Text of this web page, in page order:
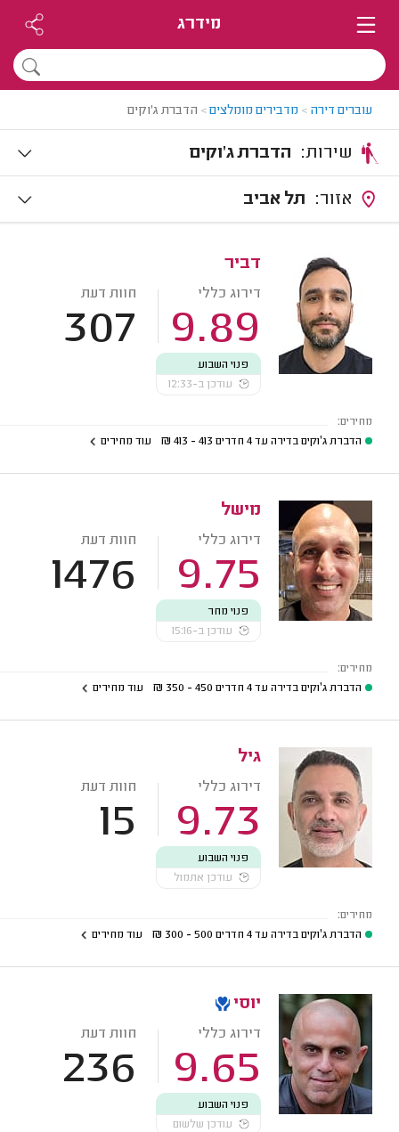
מידרג
עוברים דירה > מדבירים מומלצים> הדברת ג'וקים
הדברת ג'וקים
תל אביב
דביר
דירוג כללי
9.89
חוות דעת
307
פנוי השבוע
עודכן ב-12:33
מחירים:
הדברת ג'וקים בדירה עד 4 חדרים
413 - 413
₪ עוד מחירים
מישל
דירוג כללי
9.75
חוות דעת
1476
פנוי מחר
עודכן ב-15:16
מחירים:
הדברת ג'וקים בדירה עד 4 חדרים
450 - 350
₪ עוד מחירים
גיל
דירוג כללי
9.73
חוות דעת
15
פנוי השבוע
עודכן אתמול
מחירים:
הדברת ג'וקים בדירה עד 4 חדרים
500 - 300
₪ עוד מחירים
יוסי
דירוג כללי
9.65
חוות דעת
236
פנוי השבוע
עודכן שלשום